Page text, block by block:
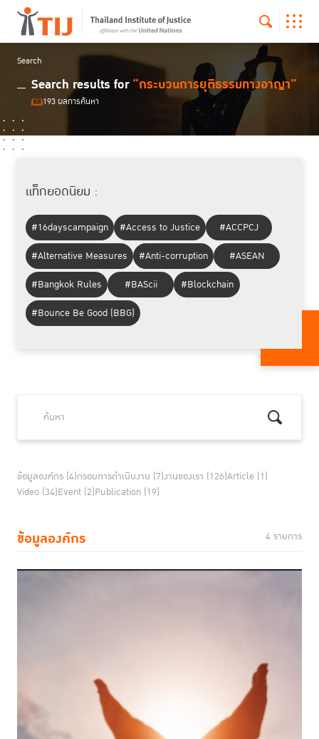
Search
Search results for“กระบวนการยุติธรรมทางอาญา”
193 ผลการค้นหา
แท็กยอดนิยม :
#16dayscampaign #Access to Justice
#ACCPCJ
#Alternative Measures
#Anti-corruption
#ASEAN
#Bangkok Rules
#BAScii
#Blockchain
#Bounce Be Good (BBG)
ข้อมูลองค์กร (4)กรอบการดำเนินงาน (7)งานของเรา (126)Article (1)
Video (34)Event (2)Publication (19)
ข้อมูลองค์กร 4 รายการ